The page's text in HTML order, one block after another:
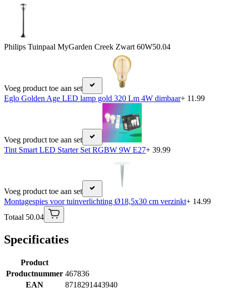
Philips Tuinpaal MyGarden Creek Zwart 60W50.04
Voeg product toe aan set
Eglo Golden Age LED lamp gold 320 Lm 4W dimbaar+ 11.99
Voeg product toe aan set
Tint Smart LED Starter Set RGBW 9W E27+ 39.99
Voeg product toe aan set
Montagespies voor tuinverlichting Ø18,5x30 cm verzinkt+ 14.99
Totaal 50.04
Specificaties
Product
Productnummer 467836
EAN
8718291443940